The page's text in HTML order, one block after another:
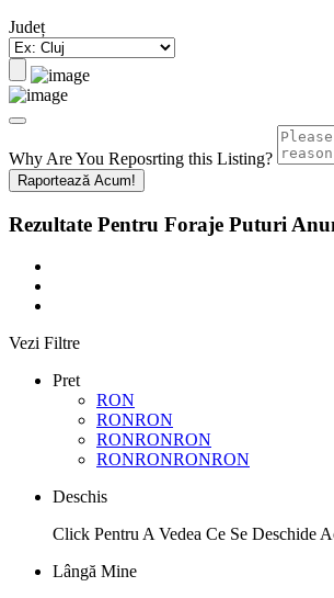
Județ
Why Are You Reposrting this Listing?
Raportează Acum!
Rezultate Pentru Foraje Puturi
Vezi Filtre
Pret
RON
RONRON
RONRONRON
RONRONRONRON
Deschis
Click Pentru A Vedea Ce Se Deschide
Lângă Mine